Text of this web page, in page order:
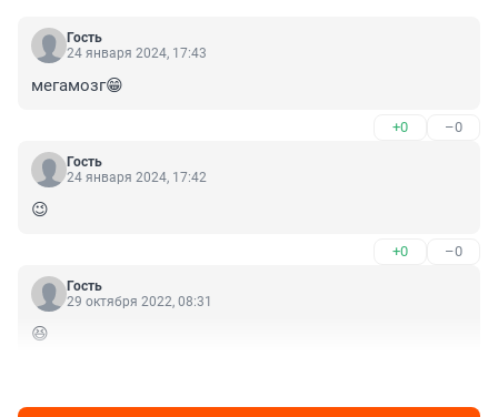
Гость
24 января 2024, 17:43
мегамозг😁
+0 –0
Гость
24 января 2024, 17:42
😉
+0 –0
Гость
29 октября 2022, 08:31
😆